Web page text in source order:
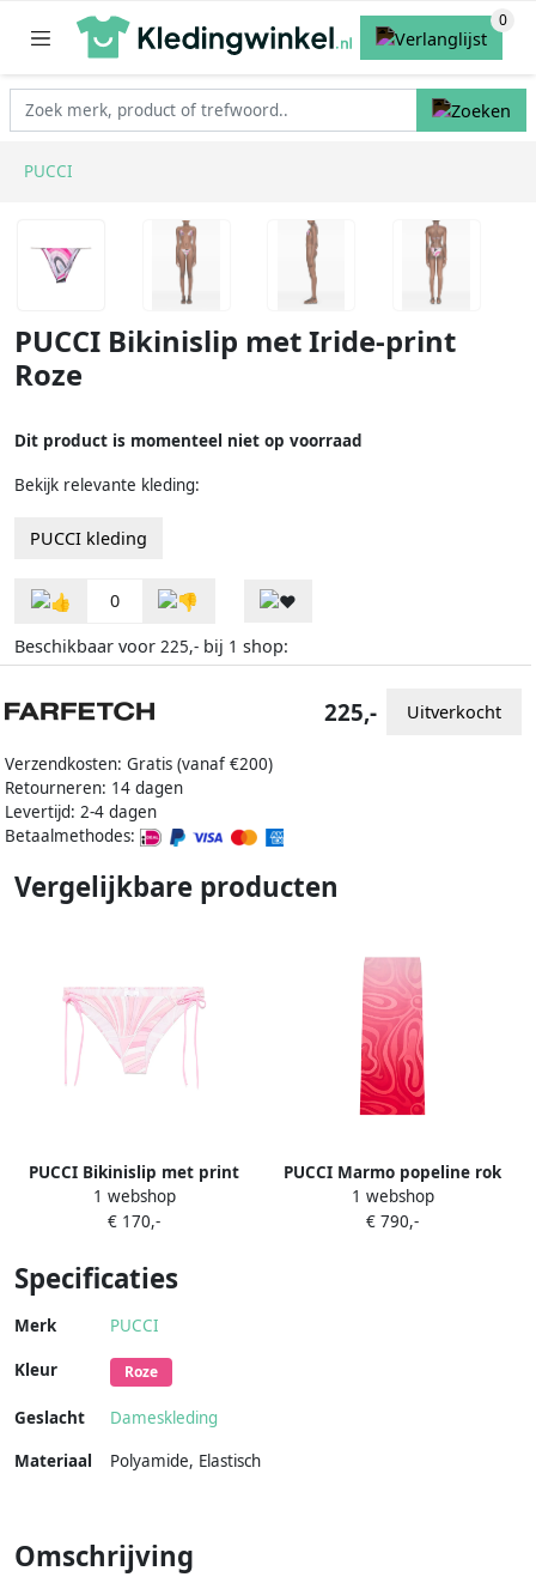
PUCCI
PUCCI Bikinislip met Iride-print
Roze
Dit product is momenteel niet op voorraad
Bekijk relevante kleding:
PUCCI kleding
0
Beschikbaar voor 225,- bij 1 shop:
Verzendkosten: Gratis (vanaf €200)
Retourneren: 14 dagen
Levertijd: 2-4 dagen
Betaalmethodes:
225,- Uitverkocht
Vergelijkbare producten
PUCCI Bikinislip met print
Roze
1 webshop
€ 170,-
PUCCI Marmo popeline rok
met print Rood
1 webshop
€ 790,-
Specificaties
Merk PUCCI
Kleur Roze
Geslacht
Dameskleding
Materiaal
Polyamide, Elastisch
Omschrijving